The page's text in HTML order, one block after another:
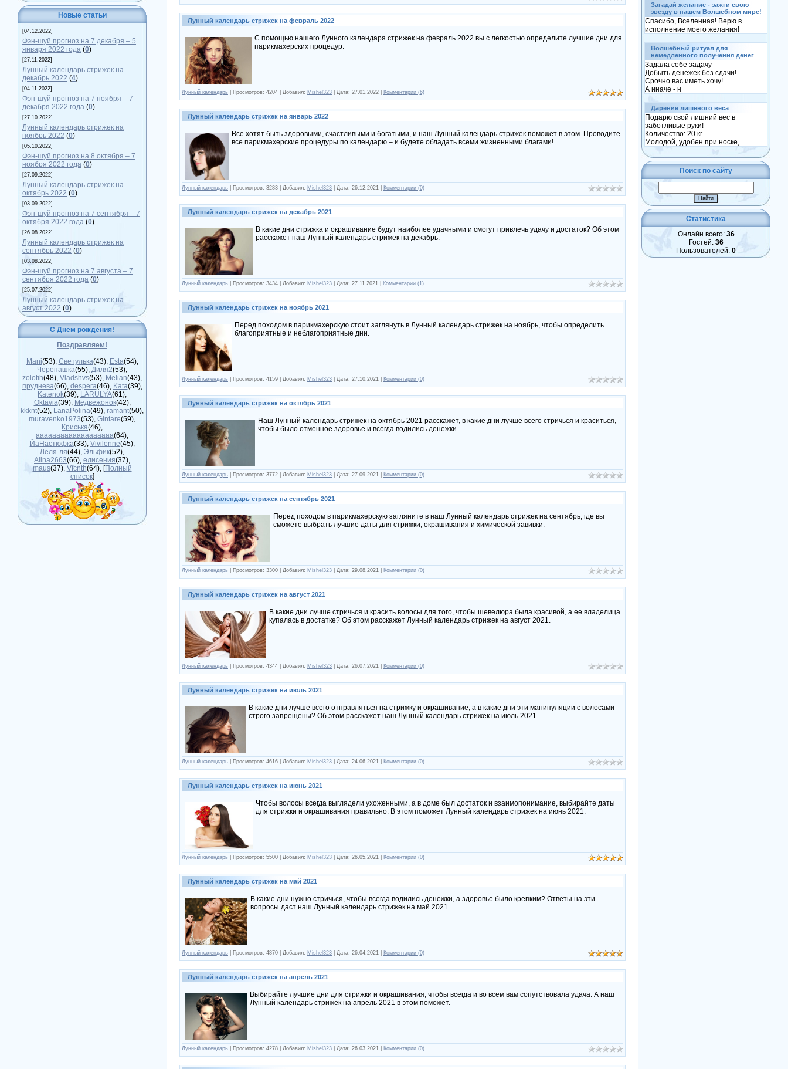
Новые статьи
[04.12.2022]
Фэн-шуй прогноз на 7 декабря – 5
января 2022 года (0)
[27.11.2022]
Лунный календарь стрижек на
декабрь 2022 (4)
[04.11.2022]
Фэн-шуй прогноз на 7 ноября – 7
декабря 2022 года (0)
[27.10.2022]
Лунный календарь стрижек на
ноябрь 2022 (0)
[05.10.2022]
Фэн-шуй прогноз на 8 октября – 7
ноября 2022 года (0)
[27.09.2022]
Лунный календарь стрижек на
октябрь 2022 (0)
[03.09.2022]
Фэн-шуй прогноз на 7 сентября – 7
октября 2022 года (0)
[26.08.2022]
Лунный календарь стрижек на
сентябрь 2022 (0)
[03.08.2022]
Фэн-шуй прогноз на 7 августа – 7
сентября 2022 года (0)
[25.07.2022]
Лунный календарь стрижек на
август 2022 (0)
С Днём рождения!
Поздравляем!
Mani(53), Светулька(43), Esta(54),
Черепашка(55), Диля2(53),
zolotih(48), Vladshvs(53), Melian(43),
пруднева(66), despera(46), Kata(39),
Katenok(39), LARULYA(61),
Oktavia(39), Медвежонок(42),
kkknt(52), LanaPolina(49), ramant(50),
muravenko1973(53), Gintare(59),
Криська(46),
ааааааааааааааааааа(64),
ЙаНастюфка(33), Vivilenne(45),
Лёля-ля(44), Эльфик(52),
Alina2663(66), елисения(37),
maus(37), Vfcnth(64), [Полный
список]
Лунный календарь стрижек на февраль 2022
С помощью нашего Лунного календаря стрижек на февраль 2022 вы с легкостью определите лучшие дни для
парикмахерских процедур.
Лунный календарь | Просмотров: 4204 | Добавил: Mishel323 | Дата: 27.01.2022 Комментарии (6)
Лунный календарь стрижек на январь 2022
Все хотят быть здоровыми, счастливыми и богатыми, и наш Лунный календарь стрижек поможет в этом. Проводите
все парикмахерские процедуры по календарю – и будете обладать всеми жизненными благами!
Лунный календарь | Просмотров: 3283 | Добавил: Mishel323 | Дата: 26.12.2021 Комментарии (0)
Лунный календарь стрижек на декабрь 2021
В какие дни стрижка и окрашивание будут наиболее удачными и смогут привлечь удачу и достаток? Об этом
расскажет наш Лунный календарь стрижек на декабрь.
Лунный календарь | Просмотров: 3434 | Добавил: Mishel323 | Дата: 27.11.2021 Комментарии (1)
Лунный календарь стрижек на ноябрь 2021
Перед походом в парикмахерскую стоит заглянуть в Лунный календарь стрижек на ноябрь, чтобы определить
благоприятные и неблагоприятные дни.
Лунный календарь | Просмотров: 4159 | Добавил: Mishel323 | Дата: 27.10.2021 Комментарии (0)
Лунный календарь стрижек на октябрь 2021
Наш Лунный календарь стрижек на октябрь 2021 расскажет, в какие дни лучше всего стричься и краситься,
чтобы было отменное здоровье и всегда водились денежки.
Лунный календарь | Просмотров: 3772 | Добавил: Mishel323 | Дата: 27.09.2021 Комментарии (0)
Лунный календарь стрижек на сентябрь 2021
Перед походом в парикмахерскую загляните в наш Лунный календарь стрижек на сентябрь, где вы
сможете выбрать лучшие даты для стрижки, окрашивания и химической завивки.
Лунный календарь | Просмотров: 3300 | Добавил: Mishel323 | Дата: 29.08.2021 Комментарии (0)
Лунный календарь стрижек на август 2021
В какие дни лучше стричься и красить волосы для того, чтобы шевелюра была красивой, а ее владелица
купалась в достатке? Об этом расскажет Лунный календарь стрижек на август 2021.
Лунный календарь | Просмотров: 4344 | Добавил: Mishel323 | Дата: 26.07.2021 Комментарии (0)
Лунный календарь стрижек на июль 2021
В какие дни лучше всего отправляться на стрижку и окрашивание, а в какие дни эти манипуляции с волосами
строго запрещены? Об этом расскажет наш Лунный календарь стрижек на июль 2021.
Лунный календарь | Просмотров: 4616 | Добавил: Mishel323 | Дата: 24.06.2021 Комментарии (0)
Лунный календарь стрижек на июнь 2021
Чтобы волосы всегда выглядели ухоженными, а в доме был достаток и взаимопонимание, выбирайте даты
для стрижки и окрашивания правильно. В этом поможет Лунный календарь стрижек на июнь 2021.
Лунный календарь | Просмотров: 5500 | Добавил: Mishel323 | Дата: 26.05.2021 Комментарии (0)
Лунный календарь стрижек на май 2021
В какие дни нужно стричься, чтобы всегда водились денежки, а здоровье было крепким? Ответы на эти
вопросы даст наш Лунный календарь стрижек на май 2021.
Лунный календарь | Просмотров: 4870 | Добавил: Mishel323 | Дата: 26.04.2021 Комментарии (0)
Лунный календарь стрижек на апрель 2021
Выбирайте лучшие дни для стрижки и окрашивания, чтобы всегда и во всем вам сопутствовала удача. А наш
Лунный календарь стрижек на апрель 2021 в этом поможет.
Лунный календарь | Просмотров: 4278 | Добавил: Mishel323 | Дата: 26.03.2021 Комментарии (0)
Загадай желание - зажги свою
звезду в нашем Волшебном мире!
Спасибо, Вселенная! Верю в
исполнение моего желания!
Волшебный ритуал для
немедленного получения денег
Задала себе задачу
Добыть денежек без сдачи!
Срочно вас иметь хочу!
А иначе - н
Дарение лишеного веса
Подарю свой лишний вес в
заботливые руки!
Количество: 20 кг
Молодой, удобен при носке,
Поиск по сайту
Статистика
Онлайн всего: 36
Гостей: 36
Пользователей: 0